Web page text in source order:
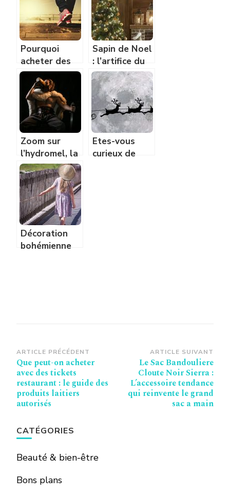
Pourquoi
acheter des
chaussures
éthiques ?
Sapin de Noel
: l’artifice du
25 decembre
Zoom sur
l’hydromel, la
potion des
Vikings
Etes-vous
curieux de
Décoration
bohémienne
Navigation
d’article
ARTICLE PRÉCÉDENT
Que peut-on acheter
avec des tickets
restaurant : le guide des
produits laitiers
autorisés
ARTICLE SUIVANT
Le Sac Bandouliere
Cloute Noir Sierra :
L’accessoire tendance
qui reinvente le grand
sac a main
CATÉGORIES
Beauté & bien-être
Bons plans